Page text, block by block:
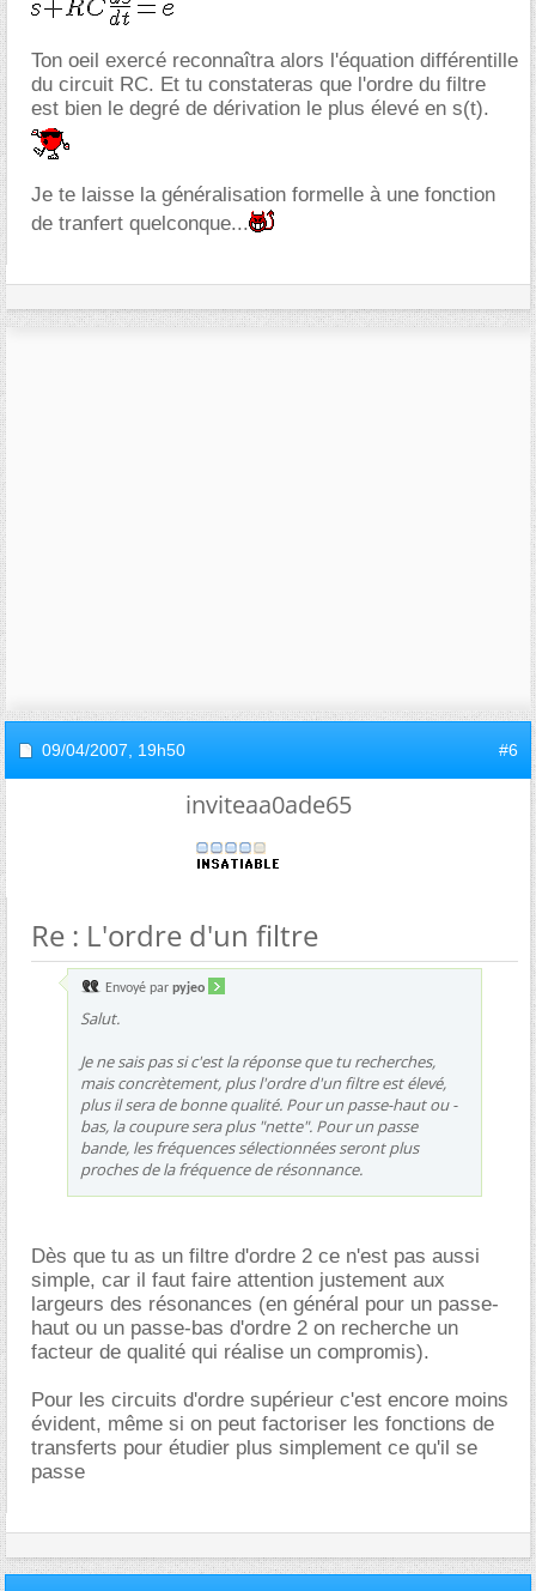
Ton oeil exercé reconnaîtra alors l'équation différentille
du circuit RC. Et tu constateras que l'ordre du filtre
est bien le degré de dérivation le plus élevé en s(t).
Je te laisse la généralisation formelle à une fonction
de tranfert quelconque...
09/04/2007, 19h50 #6
inviteaa0ade65
Re : L'ordre d'un filtre
Envoyé par pyjeo
Salut.
Je ne sais pas si c'est la réponse que tu recherches,
mais concrètement, plus l'ordre d'un filtre est élevé,
plus il sera de bonne qualité. Pour un passe-haut ou -
bas, la coupure sera plus "nette". Pour un passe
bande, les fréquences sélectionnées seront plus
proches de la fréquence de résonnance.
Dès que tu as un filtre d'ordre 2 ce n'est pas aussi
simple, car il faut faire attention justement aux
largeurs des résonances (en général pour un passe-
haut ou un passe-bas d'ordre 2 on recherche un
facteur de qualité qui réalise un compromis).
Pour les circuits d'ordre supérieur c'est encore moins
évident, même si on peut factoriser les fonctions de
transferts pour étudier plus simplement ce qu'il se
passe